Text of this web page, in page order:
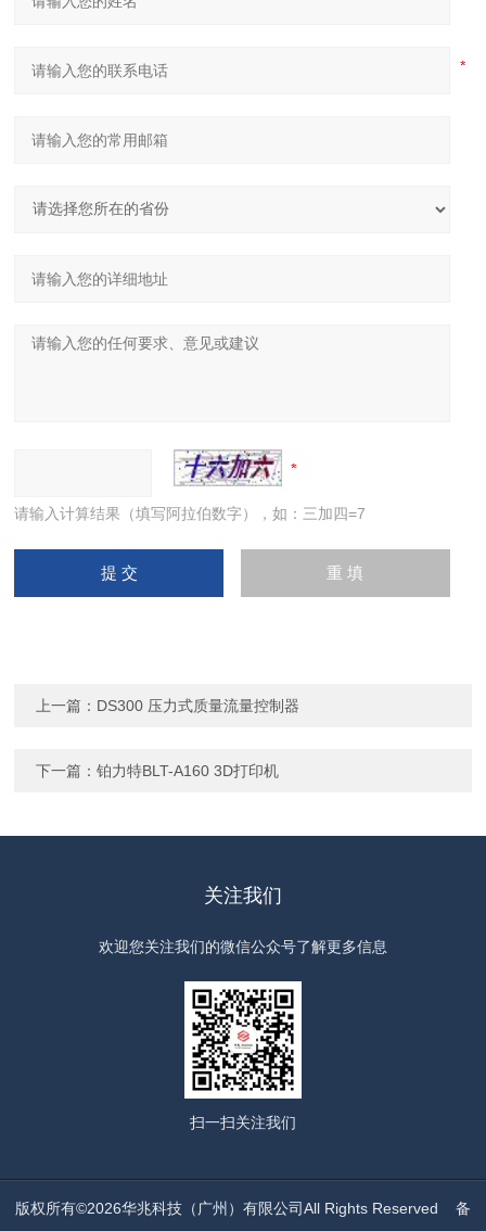
请输入计算结果（填写阿拉伯数字），如：三加四=7
上一篇： DS300 压力式质量流量控制器
下一篇：铂力特BLT-A160 3D打印机
关注我们
欢迎您关注我们的微信公众号了解更多信息
扫一扫关注我们
版权所有©2026华兆科技（广州）有限公司All Rights Reserved 备